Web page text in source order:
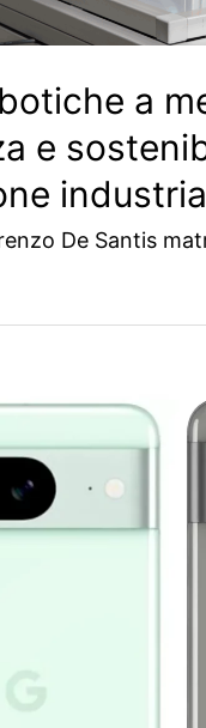
a
e
De Santis